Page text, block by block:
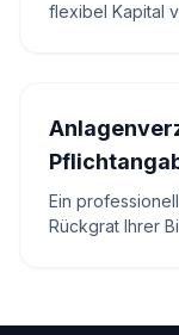
flexibel Kapital
Ein
Rückgrat Ihrer